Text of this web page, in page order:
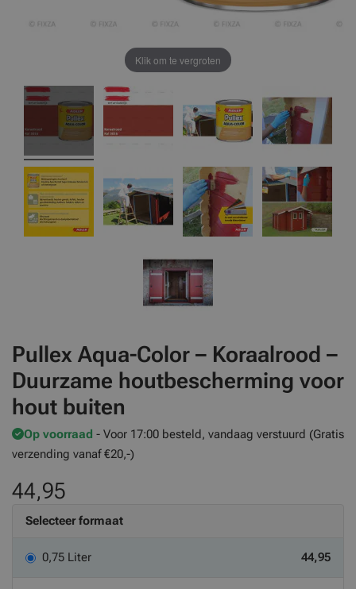
Pullex Aqua-Color – Koraalrood –
Duurzame houtbescherming voor
hout buiten
Op voorraad - Voor 17:00 besteld, vandaag verstuurd (Gratis
verzending vanaf €20,-)
44,95
Selecteer formaat
0,75 Liter 44,95
Klik om te vergroten